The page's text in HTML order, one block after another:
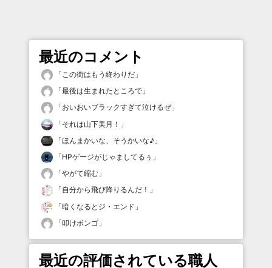
最近のコメント
「この街はもう終わりだ 」
「最後は生まれたところで 」
「おいおいブラックすぎて泣けるぜ」
「それは山下美月！ 」
「ほんまかいな、そうかいな♪ 」
「HPゲージがじゃましてるぅ 」
「やがて縮む 」
「自分から飛び降りるんだ！ 」
「暗くなるとジ・エンド 」
「叩けボンゴ 」
最近の評価されている職人